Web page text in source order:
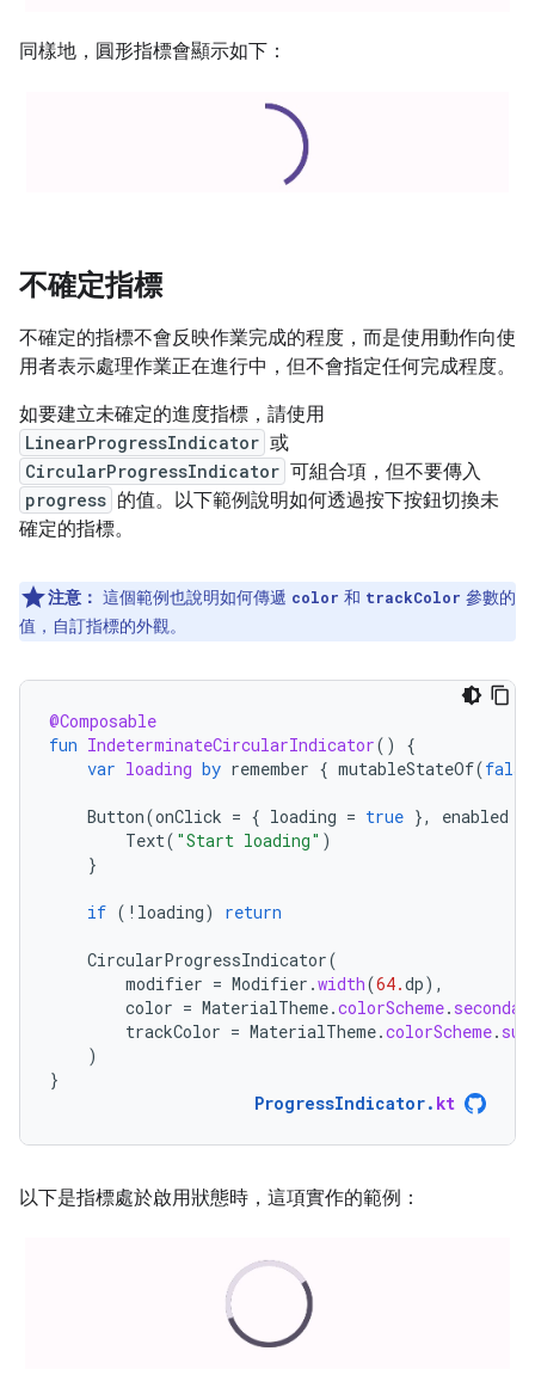
同樣地，圓形指標會顯示如下：
不確定指標
不確定的指標不會反映作業完成的程度，而是使用動作向使
用者表示處理作業正在進行中，但不會指定任何完成程度。
如要建立未確定的進度指標，請使用
LinearProgressIndicator 或
CircularProgressIndicator 可組合項，但不要傳入
progress 的值。以下範例說明如何透過按下按鈕切換未
確定的指標。
注意： 這個範例也說明如何傳遞 color 和 trackColor 參數的
值，自訂指標的外觀。
@Composable
fun IndeterminateCircularIndicator()
{
var loading by remember { mutableStateOf(false
Button(onClick = { loading = true }, enabled
Text( "Start loading" )
}
if ( ! loading) return
CircularProgressIndicator(
modifier = Modifier .width(64.dp),
color = MaterialTheme.colorScheme.
trackColor = MaterialTheme.colorScheme.
)
}
ProgressIndicator. kt
以下是指標處於啟用狀態時，這項實作的範例：